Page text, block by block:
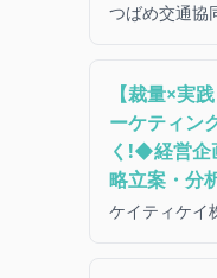
つばめ交通協
【裁量×実
ーケティン
く!◆経営企
略立案・分
ケイティケイ